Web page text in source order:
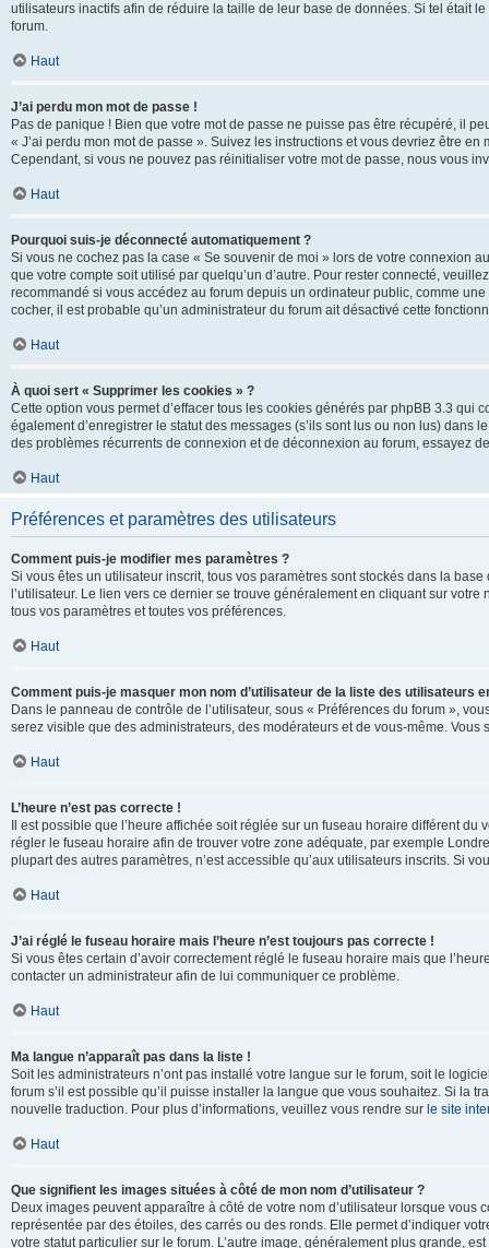
utilisateurs inactifs afin de réduire la taille de leur base de données. Si tel était
forum.
Haut
J’ai perdu mon mot de passe !
Pas de panique ! Bien que votre mot de passe ne puisse pas être récupéré, il
« J’ai perdu mon mot de passe ». Suivez les instructions et vous devriez être
Cependant, si vous ne pouvez pas réinitialiser votre mot de passe, nous vous
Haut
Pourquoi suis-je déconnecté automatiquement ?
Si vous ne cochez pas la case « Se souvenir de moi » lors de votre connexion
que votre compte soit utilisé par quelqu’un d’autre. Pour rester connecté,
recommandé si vous accédez au forum depuis un ordinateur public, comme
cocher, il est probable qu’un administrateur du forum ait désactivé cette
Haut
À quoi sert « Supprimer les cookies » ?
Cette option vous permet d’effacer tous les cookies générés par phpBB 3.3
également d’enregistrer le statut des messages (s’ils sont lus ou non lus)
des problèmes récurrents de connexion et de déconnexion au forum, essayez
Haut
Préférences et paramètres des utilisateurs
Comment puis-je modifier mes paramètres ?
Si vous êtes un utilisateur inscrit, tous vos paramètres sont stockés dans la
l’utilisateur. Le lien vers ce dernier se trouve généralement en cliquant sur
tous vos paramètres et toutes vos préférences.
Haut
Comment puis-je masquer mon nom d’utilisateur de la liste des utilisateurs
Dans le panneau de contrôle de l’utilisateur, sous « Préférences du forum »,
serez visible que des administrateurs, des modérateurs et de vous-même.
Haut
L’heure n’est pas correcte !
Il est possible que l’heure affichée soit réglée sur un fuseau horaire différent
régler le fuseau horaire afin de trouver votre zone adéquate, par exemple
plupart des autres paramètres, n’est accessible qu’aux utilisateurs inscrits. Si
Haut
J’ai réglé le fuseau horaire mais l’heure n’est toujours pas correcte !
Si vous êtes certain d’avoir correctement réglé le fuseau horaire mais que
contacter un administrateur afin de lui communiquer ce problème.
Haut
Ma langue n’apparaît pas dans la liste !
Soit les administrateurs n’ont pas installé votre langue sur le forum, soit le
forum s’il est possible qu’il puisse installer la langue que vous souhaitez. Si la
nouvelle traduction. Pour plus d’informations, veuillez vous rendre sur le site
Haut
Que signifient les images situées à côté de mon nom d’utilisateur ?
Deux images peuvent apparaître à côté de votre nom d’utilisateur lorsque
représentée par des étoiles, des carrés ou des ronds. Elle permet d’indiquer
votre statut particulier sur le forum. L’autre image, généralement plus grande,